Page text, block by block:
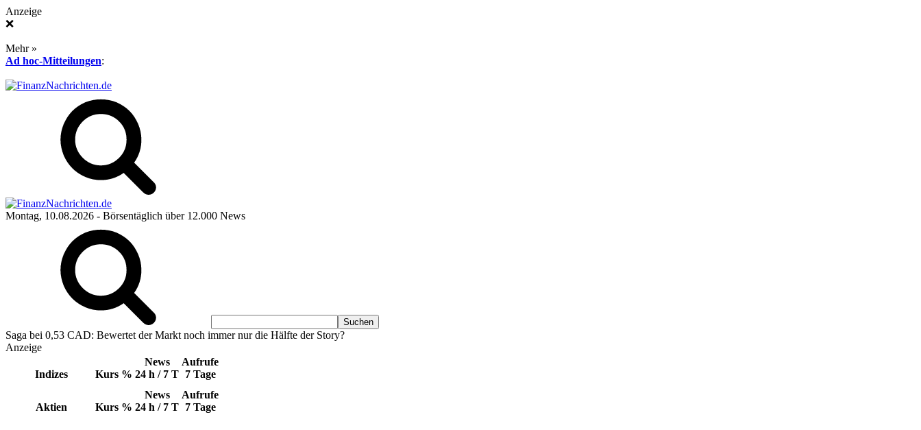
Anzeige
❌
Mehr »
Ad hoc-Mitteilungen:
Montag, 10.08.2026 - Börsentäglich über 12.000 News
Saga bei 0,53 CAD: Bewertet der Markt noch immer nur die Hälfte der Story?
Anzeige
Indizes Kurs %
News
24 h / 7 T
Aufrufe
7 Tage
Aktien Kurs %
News
24 h / 7 T
Aufrufe
7 Tage